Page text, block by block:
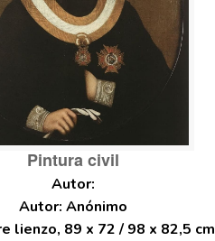
Pintura civil
Autor: Anónimo
lienzo, 89 x 72 / 98 x 82,5 cm